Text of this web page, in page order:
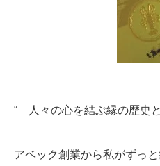
“ 人々の心を結ぶ縁の歴
アベック創業から私がずっ